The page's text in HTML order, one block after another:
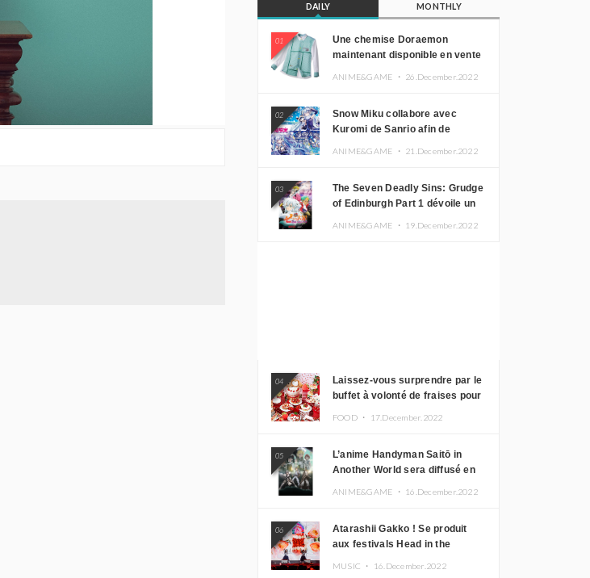
DAILY MONTHLY
01
Une chemise Doraemon
maintenant disponible en vente
ANIME&GAME ・ 26.December.2022
02
Snow Miku collabore avec
Kuromi de Sanrio afin de
ANIME&GAME ・ 21.December.2022
03
The Seven Deadly Sins: Grudge
of Edinburgh Part 1 dévoile un
ANIME&GAME ・ 19.December.2022
04
Laissez-vous surprendre par le
buffet à volonté de fraises pour
FOOD ・ 17.December.2022
05
L’anime Handyman Saitō in
Another World sera diffusé en
ANIME&GAME ・ 16.December.2022
06
Atarashii Gakko ! Se produit
aux festivals Head in the
MUSIC ・ 16.December.2022